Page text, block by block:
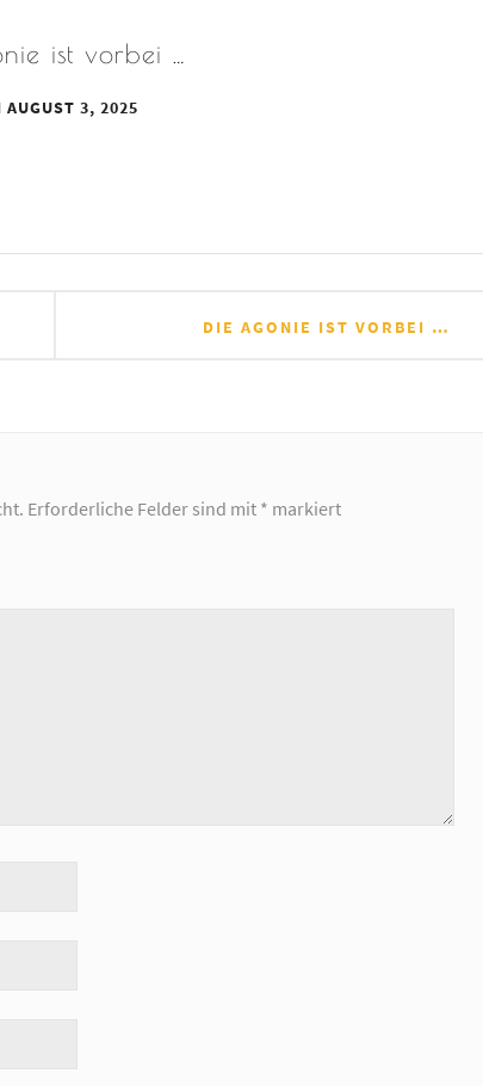
ist vorbei …
AUGUST 3, 2025
DIE AGONIE IST VORBEI …
Erforderliche Felder sind mit * markiert